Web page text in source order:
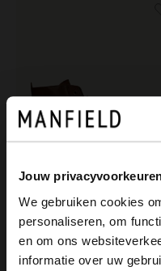
Jouw
We gebruiken cookies
personaliseren, om
en om ons
informatie over uw
Black label
Braune Lederschnürboots
View this